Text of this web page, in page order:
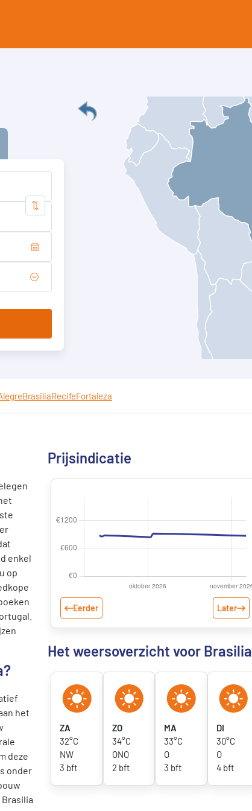
BrasiliaRecifeFortaleza
enkel
op
het
deze
onder
Prijsindicatie
Eerder Later
Het weersoverzicht voor Brasilia
ZA
32°C
NW
3 bft
ZO
34°C
ONO
2 bft
MA
33°C
O
3 bft
DI
30°C
O
4 bft